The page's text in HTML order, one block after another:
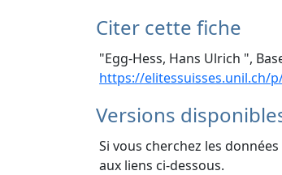
Citer cette fiche
"Egg-Hess, Hans Ulrich ",
https://elitessuisses.unil.ch/
Versions
Si vous cherchez les
aux liens ci-dessous.